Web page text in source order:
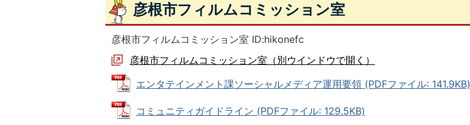
彦根市フィルムコミッション室
彦根市フィルムコミッション室 ID:hikonefc
彦根市フィルムコミッション室（別ウインドウで開く）
エンタテインメント課ソーシャルメディア運用要領 (PDFファイル: 141.9KB)
コミュニティガイドライン (PDFファイル: 129.5KB)